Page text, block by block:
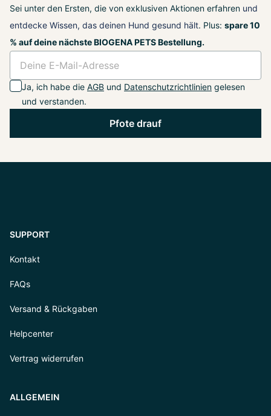
Sei unter den Ersten, die von exklusiven Aktionen erfahren und
entdecke Wissen, das deinen Hund gesund hält. Plus: spare 10
% auf deine nächste BIOGENA PETS Bestellung.
Ja, ich habe die AGB und Datenschutzrichtlinien gelesen
und verstanden.
Pfote drauf
SUPPORT
Kontakt
FAQs
Versand & Rückgaben
Helpcenter
Vertrag widerrufen
ALLGEMEIN